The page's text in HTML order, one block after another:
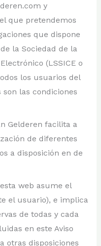
y
que pretendemos
que dispone
la Sociedad de la
(LSSICE o
los usuarios del
las condiciones
Gelderen facilita a
de diferentes
a disposición en de
web asume el
el usuario), e implica
de todas y cada
en este Aviso
otras disposiciones